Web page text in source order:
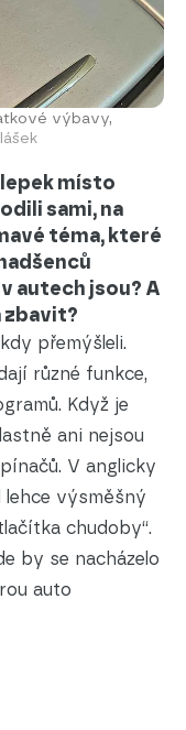
výbavy,
místo
sami, na
téma, které
autech jsou? A
zbavit?
přemýšleli.
různé funkce,
Když je
ani nejsou
V anglicky
výsměšný
chudoby“.
by se nacházelo
auto